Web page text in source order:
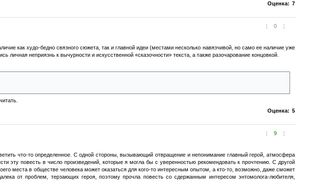
Оценка: 7
[ 0 ]
как худо-бедно связного сюжета, так и главной идеи (местами несколько навязчивой, но само ее наличие уже
неприязнь к вычурности и искусственной «сказочности» текста, а также разочарование концовкой.
Оценка: 5
[ 9 ]
что-то определенное. С одной стороны, вызывающий отвращение и непонимание главный герой, атмосфера
эту повесть в число произведений, которые я могла бы с уверенностью рекомендовать к прочтению. С другой
места в обществе человека может оказаться для кого-то интересным опытом, а кто-то, возможно, даже сможет
от проблем, терзающих героя, поэтому прочла повесть со сдержанным интересом энтомолога-любителя,